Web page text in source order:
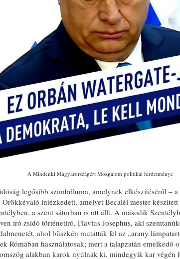
A Mindenki Magyarországért Mozgalom politikai hirdetménye
legősibb szimbóluma, amelynek elkészítéséről –
intézkedett, amelyet Becalél mester
a szent sátorban is ott állt. A második
író zsidó történetíró, Flavius Josephus, aki
ahol büszkén mutatták fel az „arany
Rómában használatosak; mert a talapzatán emelkedő
alakban karok nyúlnak ki, mindegyik kar végén